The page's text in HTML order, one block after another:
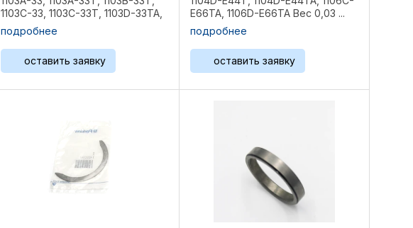
1103С-33, 1103С-33Т, 1103D-33TA,
1004-40Т, 1104A-44T, 1104C-44,
1104C-44T, 1104C-44TA, 1104C-
E44TA, 1104D-44T, 1104D-44TA, ...
подробнее
оставить заявку
E66TA, 1106D-E66TA Вес 0,03 ...
подробнее
оставить заявку